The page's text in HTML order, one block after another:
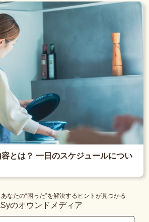
とは？ 一日のスケジュールについ
なたの“困った”を解決するヒントが見つかる
のオウンドメディア